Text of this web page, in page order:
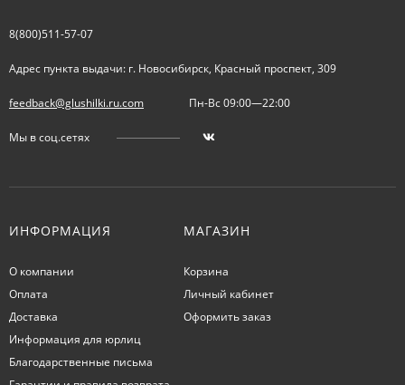
8(800)511-57-07
Адрес пункта выдачи: г. Новосибирск, Красный проспект, 309
feedback@glushilki.ru.com Пн-Вс 09:00—22:00
Мы в соц.сетях
ИНФОРМАЦИЯ
О компании
Оплата
Доставка
Информация для юрлиц
Благодарственные письма
МАГАЗИН
Корзина
Личный кабинет
Оформить заказ